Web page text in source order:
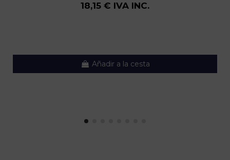
18,15 € IVA INC.
Añadir a la cesta